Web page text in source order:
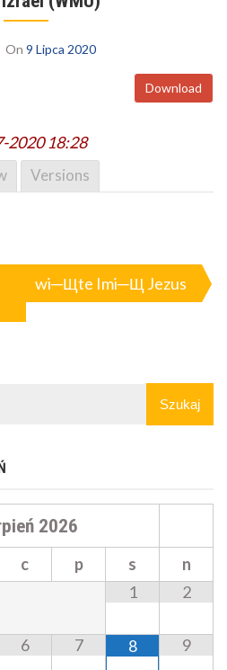
On 9 Lipca 2020
Download
2020 18:28
Versions
wi─Щte Imi─Щ Jezus
2026
c p s
n
1
2
6 7 8 9